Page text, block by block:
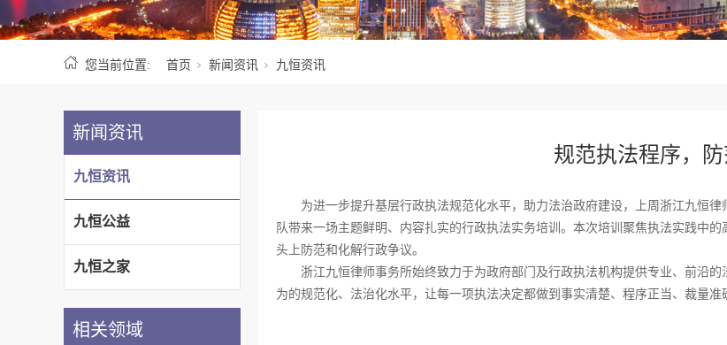
您当前位置: 首页 新闻资讯 九恒资讯
新闻资讯
九恒资讯
九恒公益
九恒之家
相关领域
规范执法程序，
为进一步提升基层行政执法规范化水平，助力法治政府建设，上周浙江九恒
队带来一场主题鲜明、内容扎实的行政执法实务培训。本次培训聚焦执法实践中
头上防范和化解行政争议。
浙江九恒律师事务所始终致力于为政府部门及行政执法机构提供专业、前沿
为的规范化、法治化水平，让每一项执法决定都做到事实清楚、程序正当、裁量